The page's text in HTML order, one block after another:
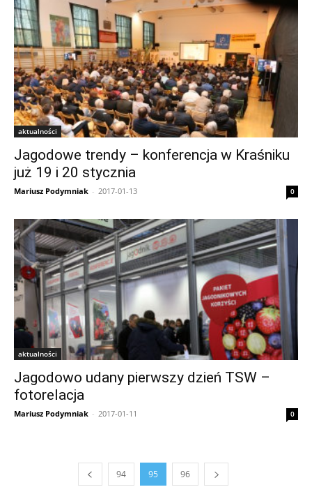
aktualności
Jagodowe trendy – konferencja w Kraśniku
już 19 i 20 stycznia
Mariusz Podymniak - 2017-01-13 0
aktualności
Jagodowo udany pierwszy dzień TSW –
fotorelacja
Mariusz Podymniak - 2017-01-11 0
94 95 96